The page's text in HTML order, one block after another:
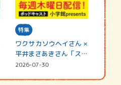
特集
ワクサカソウヘイさん ×
平井まさあきさん「スペ
シャ…
2026-07-30